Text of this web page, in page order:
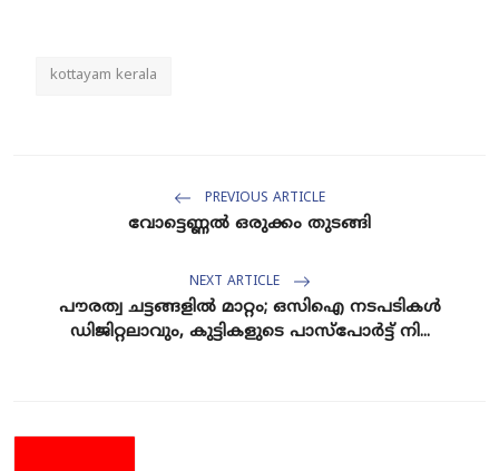
kottayam kerala
PREVIOUS ARTICLE
വോ​ട്ടെ​ണ്ണ​ൽ ഒ​രു​ക്കം തു​ട​ങ്ങി
NEXT ARTICLE
പൗരത്വ ചട്ടങ്ങളിൽ മാറ്റം; ഒസിഐ നടപടികൾ
ഡിജിറ്റലാവും, കുട്ടികളുടെ പാസ്‌പോർട്ട് നി...